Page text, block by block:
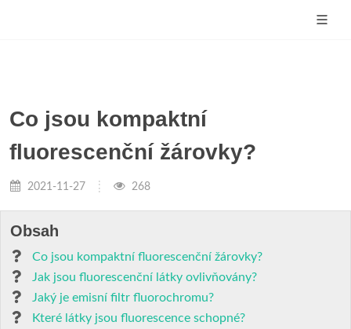
Co jsou kompaktní
fluorescenční žárovky?
2021-11-27 268
Obsah
Co jsou kompaktní fluorescenční žárovky?
Jak jsou fluorescenční látky ovlivňovány?
Jaký je emisní filtr fluorochromu?
Které látky jsou fluorescence schopné?